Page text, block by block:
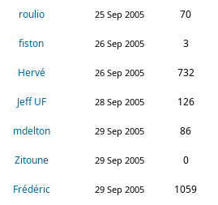
roulio 25 Sep 2005 70
fiston 26 Sep 2005 3
Hervé 26 Sep 2005 732
Jeff UF 28 Sep 2005 126
mdelton 29 Sep 2005 86
Zitoune 29 Sep 2005 0
Frédéric 29 Sep 2005 1059